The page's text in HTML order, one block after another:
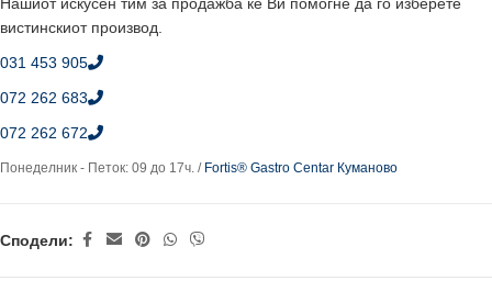
вистинскиот производ.
031 453 905
072 262 683
072 262 672
Понеделник - Петок: 09 до 17ч. / Fortis® Gastro Centar Куманово
Сподели: